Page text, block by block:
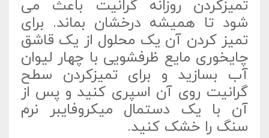
تمیزکردن روزانه گرانیت باعث می
شود تا همیشه درخشان بماند. برای
تمیز کردن آن یک محلول از یک قاشق
چایخوری مایع ظرفشویی با چهار لیوان
آب بسازید و برای تمیزکردن سطح
گرانیت روی آن اسپری کنید و پس از
آن با یک دستمال میکروفایبر نرم
سنگ را خشک کنید.